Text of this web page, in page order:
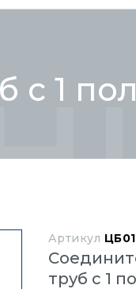
с 1
Артикул
труб с 1